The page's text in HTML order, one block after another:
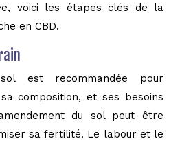
voici les étapes clés de la
en CBD.
est recommandée pour
composition, et ses besoins
du sol peut être
sa fertilité. Le labour et le